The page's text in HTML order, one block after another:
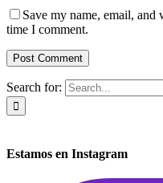
Save my name, email,
time I comment.
Search for:
Estamos en Instagram